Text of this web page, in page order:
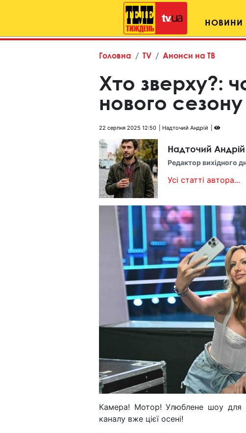
НОВИНИ
Головна TV Анонси на ТВ
Хто зверху?:
нового
22 серпня 2025 12:50 Надточий Андрій
Надточий Андрій
Редактор вихідного
Усі статті автора...
Камера! Мотор! Улюблене шоу для
каналу вже цієї осені!